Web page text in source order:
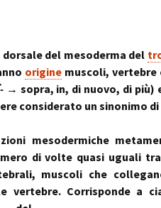
Kinesiologia
Transazionale
Sala dei Rosoni
Verdigi
Sacrale) base
del prendersi cura
apparato
relazioni
Cibus
Coaching
&
Stress ÷
Equilibrio
attivo
la Sindrome
dell’Intestino
Kinesiopatia®:
una disciplina
lombalgia,
mal di schiena,
malattie o
mal di testa
Anno Zero
synopsis ~
Anno Zero
synopsis ~
Anno Zero
synopsis ~
Anno Zero
synopsis ~
dolore
Il “Cervello
ed il sistema
neuro-vascolare
il midollo spinale
del mesoderma del
origine muscoli, vertebre
→ sopra, in, di nuovo, di più)
considerato un sinonimo di
mesodermiche
di volte quasi uguali
muscoli che
vertebre. Corrisponde a